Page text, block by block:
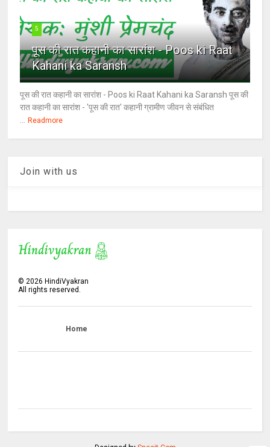
5
पूस की रात कहानी का सारांश - Poos ki Raat
Kahani ka Saransh
पूस की रात कहानी का सारांश - Poos ki Raat Kahani ka Saransh पूस की
रात कहानी का सारांश - 'पूस की रात' कहानी ग्रामीण जीवन से संबंधित
... Readmore
Join with us
©2026 HindiVyakran
All rights reserved.
Home